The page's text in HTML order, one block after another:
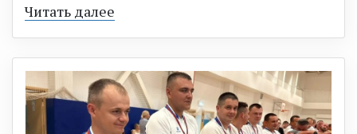
Читать далее